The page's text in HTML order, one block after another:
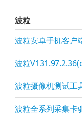
波粒
波粒安卓手机客户
波粒
波粒摄像机测试工
波粒全系列采集卡